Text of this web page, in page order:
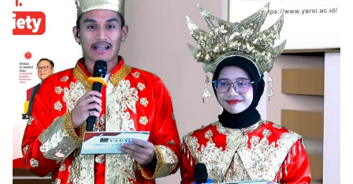
Partner
Insight
NTB
Suara
Time
Lens
IDN
Daily
Jogja
Jalan
Rakyat
Idealita
News
Kita
Notice
Radar
Baru
Seedbacklink
Follow
Kabarbaru